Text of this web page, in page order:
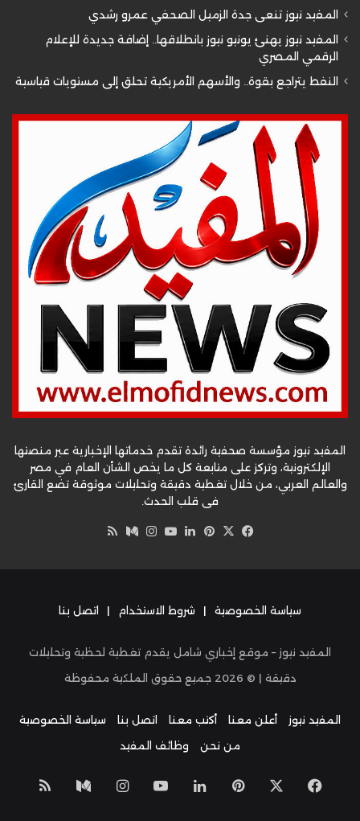
المفيد نيوز تنعى جدة الزميل الصحفي عمرو رشدي
المفيد نيوز يهنئ يونيو نيوز بانطلاقها.. إضافة جديدة للإعلام
الرقمي المصري
النفط يتراجع بقوة.. والأسهم الأمريكية تحلق إلى مستويات قياسية
المفيد نيوز مؤسسة صحفية رائدة تقدم خدماتها الإخبارية عبر منصتها
الإلكترونية، وتركز على متابعة كل ما يخص الشأن العام في مصر
والعالم العربي، من خلال تغطية دقيقة وتحليلات موثوقة تضع القارئ
في قلب الحدث.
فيسبوك
‫X بينتيريست
لينكدإن‫YouTube
انستقرام
وسط
سياسة الخصوصية | شروط الاستخدام | اتصل بنا
المفيد نيوز – موقع إخباري شامل يقدم تغطية لحظية وتحليلات
دقيقة | © 2026 جميع حقوق الملكية محفوظة
المفيد نيوز أعلن معنا أكتب معنا اتصل بنا
سياسة الخصوصية
من نحن
وظائف المفيد
فيسبوك بينتيريست
لينكدإن‫YouTube
انستقراموسط